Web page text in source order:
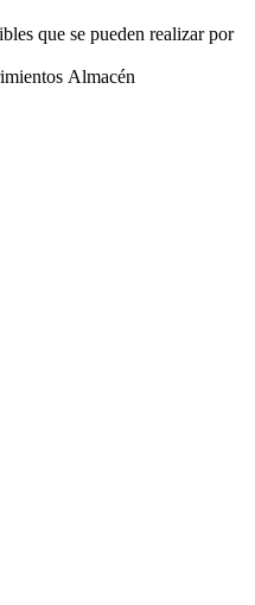
que se pueden realizar por
ante Bugs Requerimientos Almacén